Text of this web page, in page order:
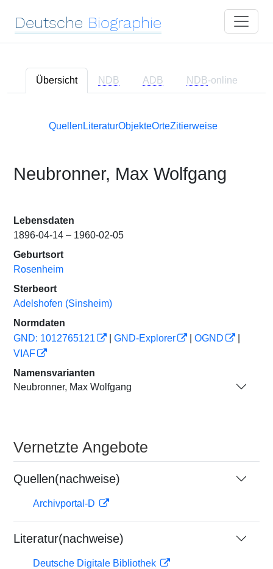
Deutsche Biographie
Übersicht NDB ADB NDB-online
Quellen LiteraturObjekteOrteZitierweise
Neubronner, Max Wolfgang
Lebensdaten
1896-04-14 – 1960-02-05
Geburtsort
Rosenheim
Sterbeort
Adelshofen (Sinsheim)
Normdaten
GND: 1012765121
GND-Explorer OGND
VIAF
Namensvarianten
Neubronner, Max Wolfgang
Vernetzte Angebote
Quellen(nachweise)
Archivportal-D
Literatur(nachweise)
Deutsche Digitale Bibliothek